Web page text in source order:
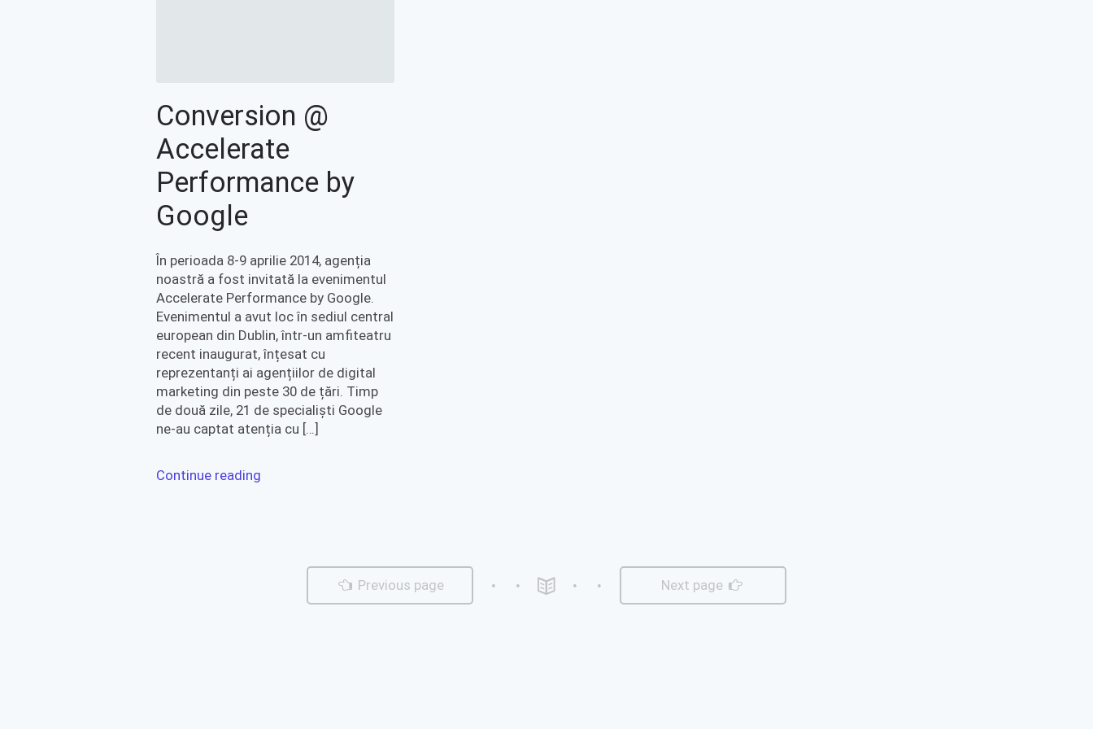
Conversion @
Accelerate
Performance by
Google
În perioada 8-9 aprilie 2014, agenția
noastră a fost invitată la evenimentul
Accelerate Performance by Google.
Evenimentul a avut loc în sediul central
european din Dublin, într-un amfiteatru
recent inaugurat, înțesat cu
reprezentanți ai agențiilor de digital
marketing din peste 30 de țări. Timp
de două zile, 21 de specialiști Google
ne-au captat atenția cu […]
Continue reading
Previous page Next page